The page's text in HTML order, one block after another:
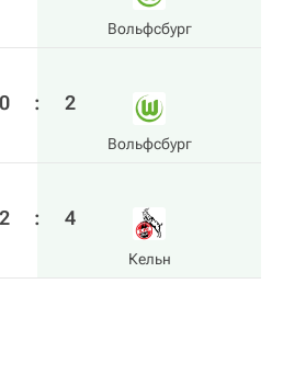
Вольфсбург
0 : 2
Вольфсбург
2 : 4
Кельн